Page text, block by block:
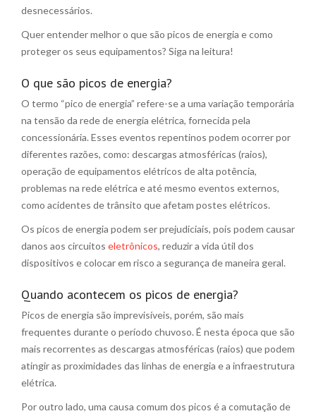
desnecessários.
Quer entender melhor o que são picos de energia e como
proteger os seus equipamentos? Siga na leitura!
O que são picos de energia?
O termo “pico de energia” refere-se a uma variação temporária
na tensão da rede de energia elétrica, fornecida pela
concessionária. Esses eventos repentinos podem ocorrer por
diferentes razões, como: descargas atmosféricas (raios),
operação de equipamentos elétricos de alta potência,
problemas na rede elétrica e até mesmo eventos externos,
como acidentes de trânsito que afetam postes elétricos.
Os picos de energia podem ser prejudiciais, pois podem causar
danos aos circuitos eletrônicos, reduzir a vida útil dos
dispositivos e colocar em risco a segurança de maneira geral.
Quando acontecem os picos de energia?
Picos de energia são imprevisíveis, porém, são mais
frequentes durante o período chuvoso. É nesta época que são
mais recorrentes as descargas atmosféricas (raios) que podem
atingir as proximidades das linhas de energia e a infraestrutura
elétrica.
Por outro lado, uma causa comum dos picos é a comutação de